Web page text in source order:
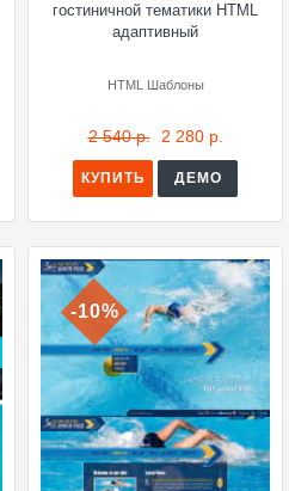
гостиничной тематики HTML
адаптивный
HTML Шаблоны
2 540 р. 2 280 р.
КУПИТЬ ДЕМО
-10%